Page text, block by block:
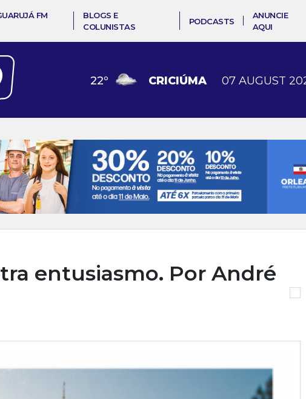
FM
BLOGS E
COLUNISTAS
PODCASTS
ANUNCIE
AQUI
22º CRICIÚMA 07 AUGUST
entusiasmo. Por André